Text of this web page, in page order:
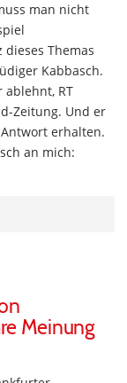
man nicht
Themas
Kabbasch.
ablehnt, RT
Zeitung. Und er
erhalten.
an mich:
Meinung